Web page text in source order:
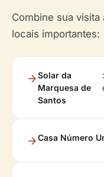
Combine sua
locais importantes:
Solar da
Marquesa de
Santos
Casa Número